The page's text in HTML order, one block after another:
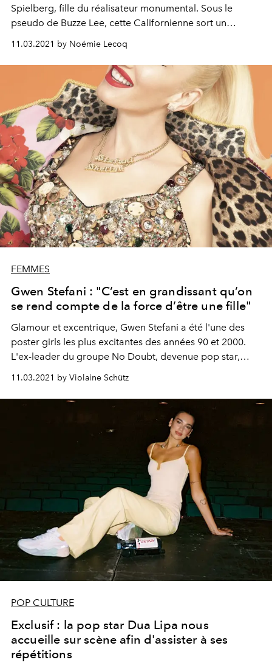
Spielberg, fille du réalisateur monumental. Sous le
pseudo de Buzze Lee, cette Californienne sort un
complicité de Nicolas Jaar. Rencontre à distance avec
une brillante (en)chanteuse.
11.03.2021 by Noémie Lecoq
FEMMES
Gwen Stefani : "C’est en grandissant qu’on
se rend compte de la force d’être une fille"
Glamour et excentrique, Gwen Stefani a été l'une des
poster girls les plus excitantes des années 90 et 2000.
L'ex-leader du groupe No Doubt, devenue pop star,
Let Me Reintroduce Myself. Conversation avec une
éternelle rebelle.
11.03.2021 by Violaine Schütz
POP CULTURE
Exclusif : la pop star Dua Lipa nous
accueille sur scène afin d'assister à ses
répétitions